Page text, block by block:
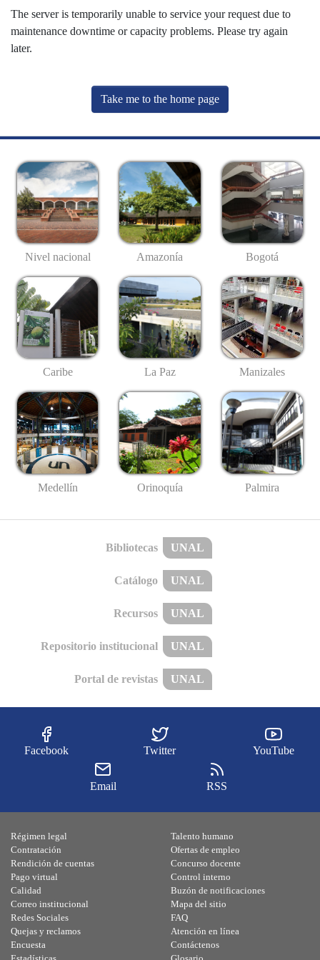
The server is temporarily unable to service your request due to
maintenance downtime or capacity problems. Please try again
later.
Take me to the home page
Nivel nacional Amazonía Bogotá
Caribe La Paz Manizales
Medellín Orinoquía Palmira
Bibliotecas UNAL
Catálogo UNAL
Recursos UNAL
Repositorio institucional UNAL
Portal de revistas UNAL
Facebook Twitter YouTube
Email RSS
Régimen legal
Contratación
Rendición de cuentas
Pago virtual
Calidad
Talento humano
Ofertas de empleo
Concurso docente
Control interno
Buzón de notificaciones
Correo institucional
Redes Sociales
Quejas y reclamos
Encuesta
Mapa del sitio
FAQ
Atención en línea
Contáctenos